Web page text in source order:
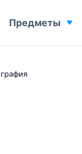
Предметы